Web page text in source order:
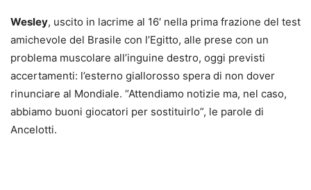
Wesley, uscito in lacrime al 16′ nella prima frazione del test
amichevole del Brasile con l’Egitto, alle prese con un
problema muscolare all’inguine destro, oggi previsti
accertamenti: l’esterno giallorosso spera di non dover
rinunciare al Mondiale. “Attendiamo notizie ma, nel caso,
abbiamo buoni giocatori per sostituirlo”, le parole di
Ancelotti.